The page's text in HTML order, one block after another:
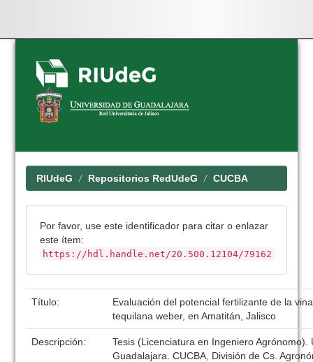
Skip
navigation
RIUdeG Repositorios RedUdeG CUCBA
Por favor, use este identificador para citar o enlazar
este ítem:
https://hdl.handle.net/20.500.12104/79162
Título:
Evaluación del potencial fertilizante de la
tequilana weber, en Amatitán, Jalisco
Descripción:
Tesis (Licenciatura en Ingeniero Agrónomo).
Guadalajara. CUCBA, División de Cs.